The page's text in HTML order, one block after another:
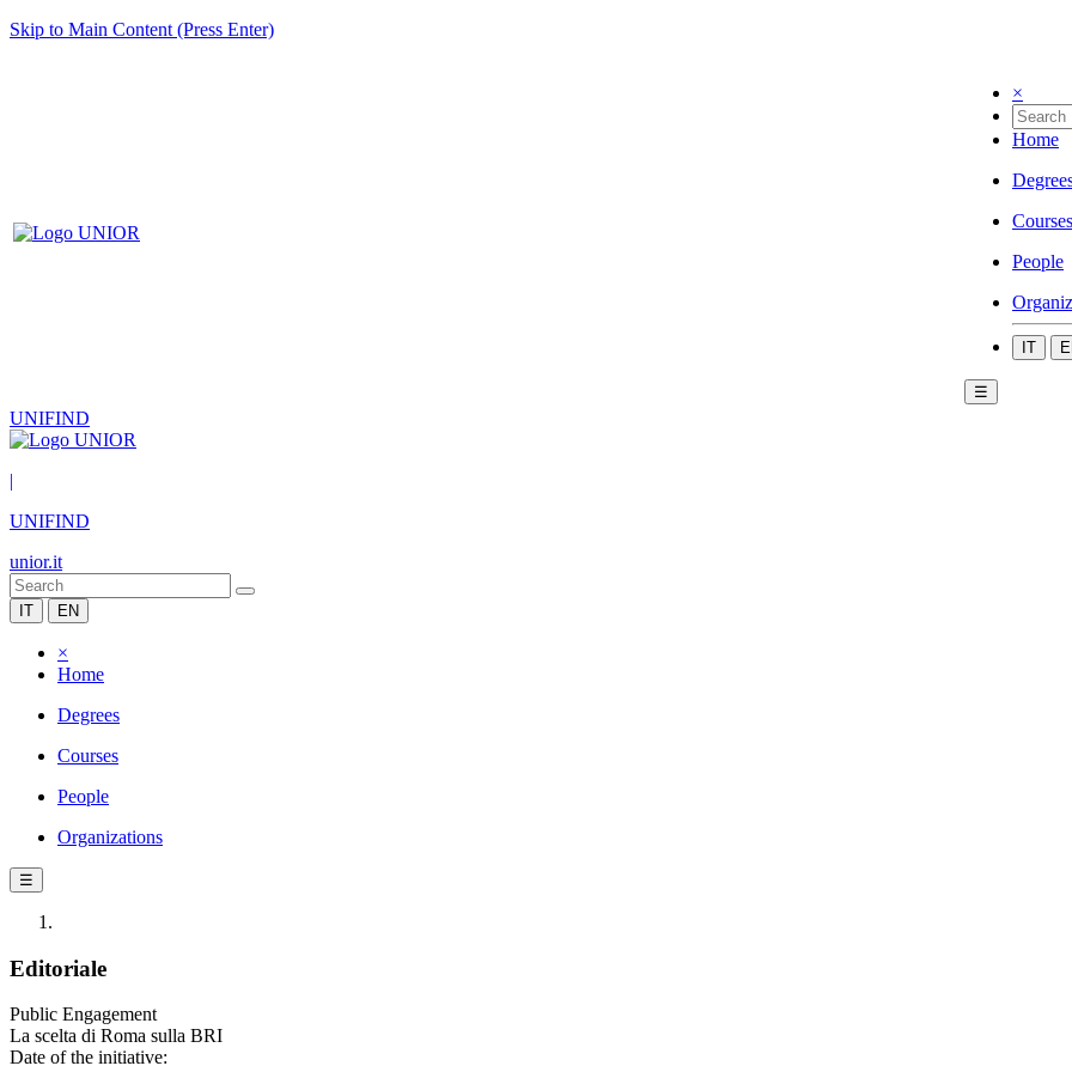
Skip to Main Content (Press Enter)
×
Home
Courses
People
IT
☰
UNIFIND
|
UNIFIND
unior.it
IT EN
×
Home
Degrees
Courses
People
Organizations
☰
Editoriale
Public Engagement
La scelta di Roma sulla BRI
Date of the initiative: